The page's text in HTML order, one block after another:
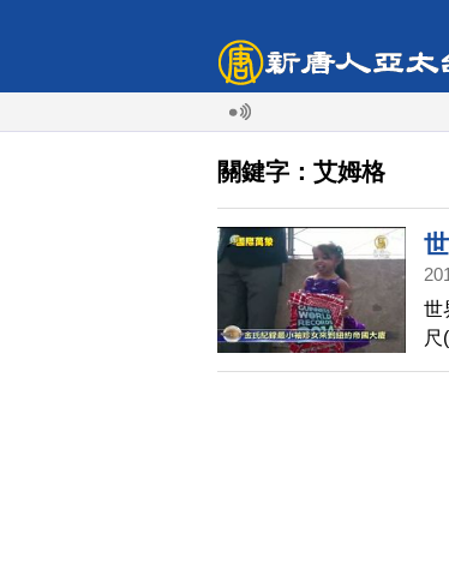
關鍵字：艾姆格
世
尺
最